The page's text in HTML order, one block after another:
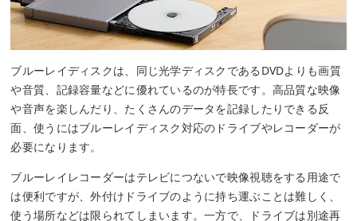
ブルーレイディスクは、同じ光学ディスクであるDVDよりも画質
や音質、記録容量などに優れているのが特長です。高品質な映像
や音声を楽しんだり、たくさんのデータを記録したりできる反
面、使うにはブルーレイディスク対応のドライブやレコーダーが
必要になります。
ブルーレイレコーダーはテレビにつないで映像視聴をする用途で
は便利ですが、外付けドライブのように持ち運ぶことは難しく、
使う場所などは限られてしまいます。一方で、ドライブは別途再